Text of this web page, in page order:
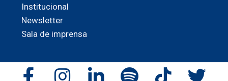
Institucional
Newsletter
Sala de imprensa